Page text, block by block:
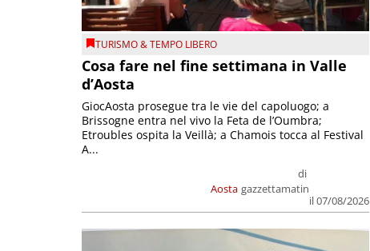
TURISMO & TEMPO LIBERO
Cosa fare nel fine settimana in Valle
d’Aosta
Aosta
di
gazzettamatin
il 07/08/2026
GiocAosta prosegue tra le vie del capoluogo; a
Brissogne entra nel vivo la Feta de l’Oumbra;
Etroubles ospita la Veillà; a Chamois tocca al Festival
A...